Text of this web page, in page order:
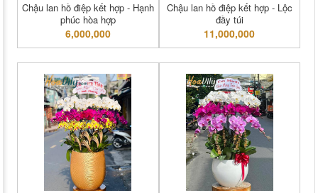
Chậu lan hồ điệp kết hợp - Hạnh
phúc hòa hợp
6,000,000
Chậu lan hồ điệp kết hợp - Lộc
đầy túi
11,000,000